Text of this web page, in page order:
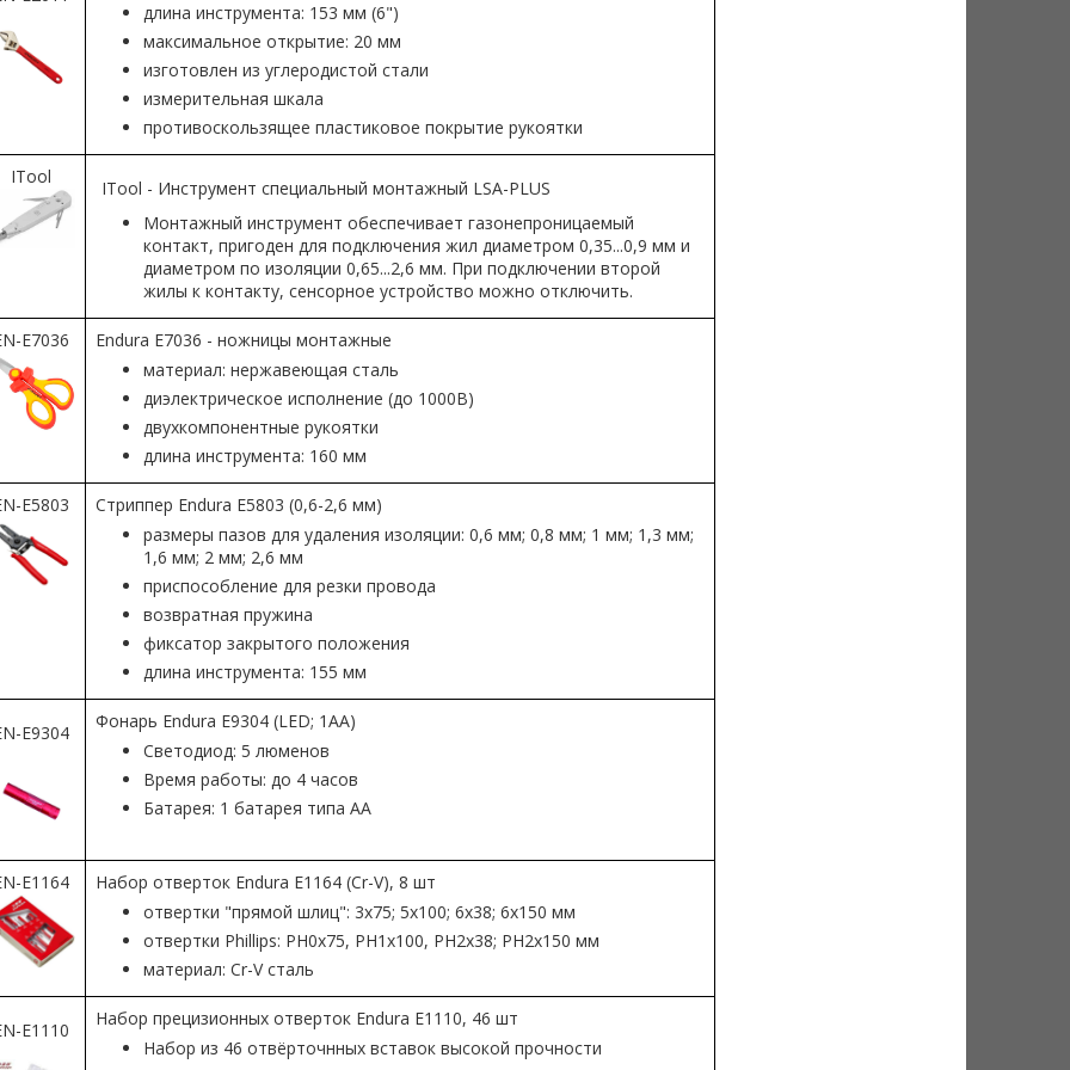
длина инструмента: 153 мм (6")
максимальное открытие: 20 мм
изготовлен из углеродистой стали
измерительная шкала
противоскользящее пластиковое покрытие рукоятки
ITool
ITool - Инструмент специальный монтажный LSA-PLUS
Монтажный инструмент обеспечивает газонепроницаемый
контакт, пригоден для подключения жил диаметром 0,35...0,9 мм и
диаметром по изоляции 0,65...2,6 мм. При подключении второй
жилы к контакту, сенсорное устройство можно отключить.
E7036
Endura E7036 - ножницы монтажные
материал: нержавеющая сталь
диэлектрическое исполнение (до 1000В)
двухкомпонентные рукоятки
длина инструмента: 160 мм
E5803
Стриппер Endura E5803 (0,6-2,6 мм)
размеры пазов для удаления изоляции: 0,6 мм; 0,8 мм; 1 мм; 1,3 мм;
1,6 мм; 2 мм; 2,6 мм
приспособление для резки провода
возвратная пружина
фиксатор закрытого положения
длина инструмента: 155 мм
E9304
Фонарь Endura E9304 (LED; 1АА)
Светодиод: 5 люменов
Время работы: до 4 часов
Батарея: 1 батарея типа АА
E1164
Набор отверток Endura E1164 (Cr-V), 8 шт
отвертки "прямой шлиц": 3x75; 5x100; 6x38; 6x150 мм
отвертки Phillips: PH0x75, PH1x100, PH2x38; PH2x150 мм
материал: Cr-V сталь
E1110
Набор прецизионных отверток Endura E1110, 46 шт
Набор из 46 отвёрточнных вставок высокой прочности